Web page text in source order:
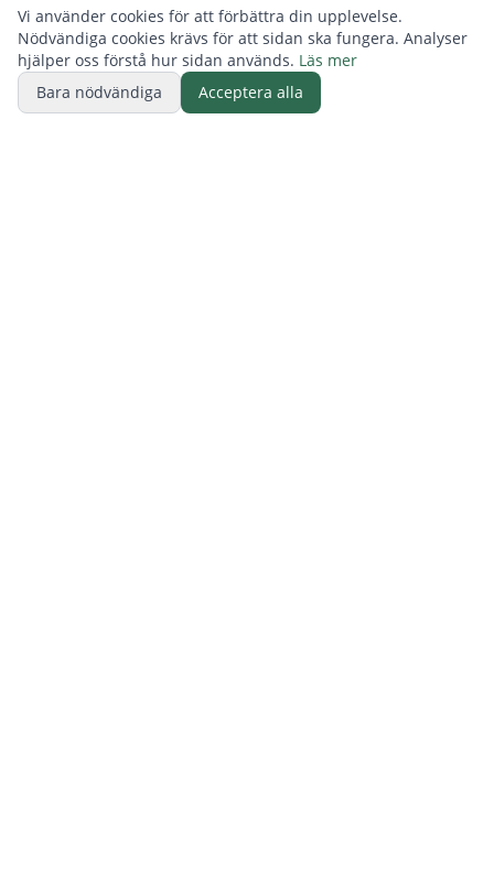
Vi använder cookies för att förbättra din upplevelse.
Nödvändiga cookies krävs för att sidan ska fungera. Analyser
hjälper oss förstå hur sidan används. Läs mer
Bara nödvändiga
Acceptera alla